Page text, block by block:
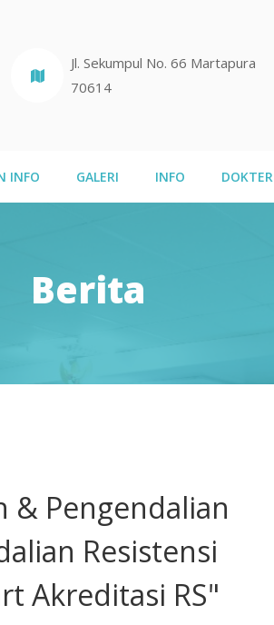
Jl. Sekumpul No. 66 Martapura
70614
INFO GALERI INFO DOKTER
Berita
& Pengendalian
Resistensi
Akreditasi RS"